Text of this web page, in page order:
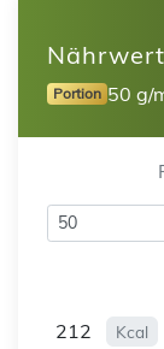
Portion 50 g/
212
Kcal